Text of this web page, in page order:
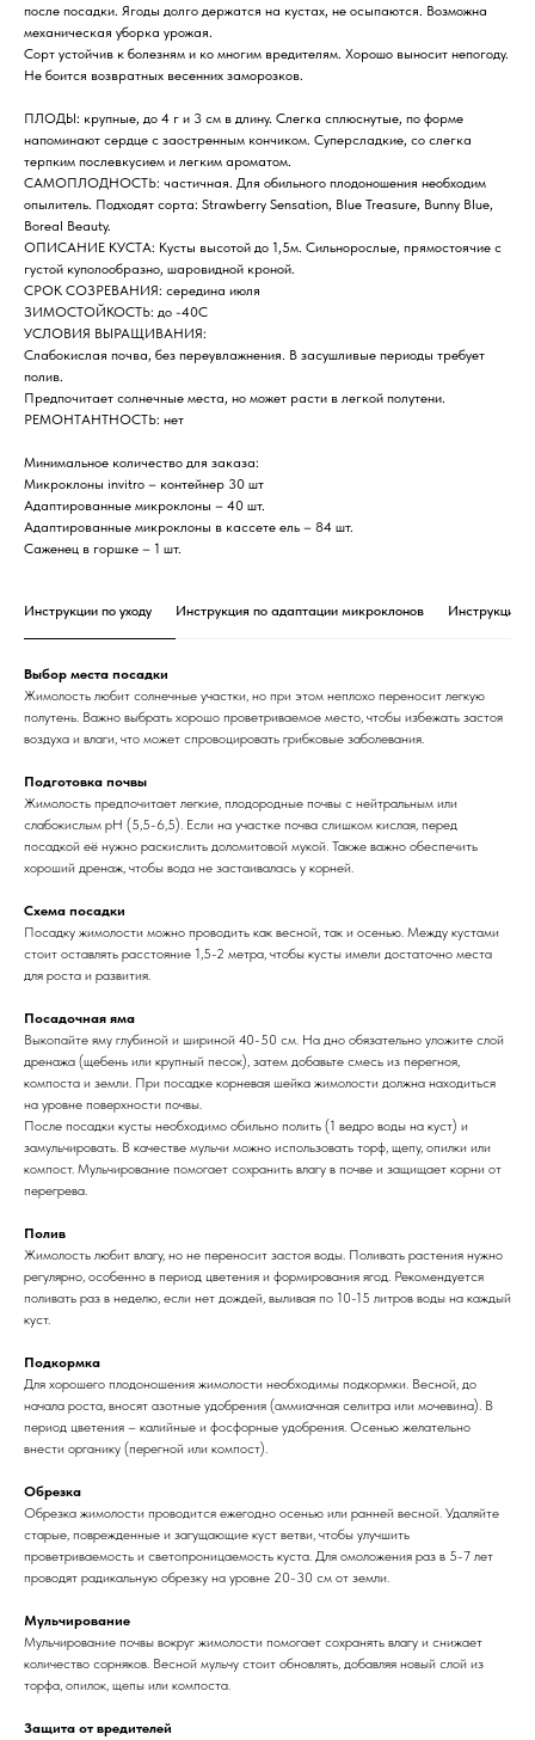
после посадки. Ягоды долго держатся на кустах, не осыпаются. Возможна
механическая уборка урожая.
Сорт устойчив к болезням и ко многим вредителям. Хорошо выносит непогоду.
Не боится возвратных весенних заморозков.
ПЛОДЫ: крупные, до 4 г и 3 см в длину. Слегка сплюснутые, по форме
напоминают сердце с заостренным кончиком. Суперсладкие, со слегка
терпким послевкусием и легким ароматом.
САМОПЛОДНОСТЬ: частичная. Для обильного плодоношения необходим
опылитель. Подходят сорта: Strawberry Sensation, Blue Treasure, Bunny Blue,
Boreal Beauty.
ОПИСАНИЕ КУСТА: Кусты высотой до 1,5м. Сильнорослые, прямостоячие с
густой куполообразно, шаровидной кроной.
СРОК СОЗРЕВАНИЯ: середина июля
ЗИМОСТОЙКОСТЬ: до -40С
УСЛОВИЯ ВЫРАЩИВАНИЯ:
Слабокислая почва, без переувлажнения. В засушливые периоды требует
полив.
Предпочитает солнечные места, но может расти в легкой полутени.
РЕМОНТАНТНОСТЬ: нет
Минимальное количество для заказа:
Микроклоны invitro – контейнер 30 шт
Адаптированные микроклоны – 40 шт.
Адаптированные микроклоны в кассете ель – 84 шт.
Саженец в горшке – 1 шт.
Инструкции по уходу Инструкция по адаптации микроклонов Инструкция
Выбор места посадки
Жимолость любит солнечные участки, но при этом неплохо переносит легкую
полутень. Важно выбрать хорошо проветриваемое место, чтобы избежать застоя
воздуха и влаги, что может спровоцировать грибковые заболевания.
Подготовка почвы
Жимолость предпочитает легкие, плодородные почвы с нейтральным или
слабокислым pH (5,5-6,5). Если на участке почва слишком кислая, перед
посадкой её нужно раскислить доломитовой мукой. Также важно обеспечить
хороший дренаж, чтобы вода не застаивалась у корней.
Схема посадки
Посадку жимолости можно проводить как весной, так и осенью. Между кустами
стоит оставлять расстояние 1,5-2 метра, чтобы кусты имели достаточно места
для роста и развития.
Посадочная яма
Выкопайте яму глубиной и шириной 40-50 см. На дно обязательно уложите слой
дренажа (щебень или крупный песок), затем добавьте смесь из перегноя,
компоста и земли. При посадке корневая шейка жимолости должна находиться
на уровне поверхности почвы.
После посадки кусты необходимо обильно полить (1 ведро воды на куст) и
замульчировать. В качестве мульчи можно использовать торф, щепу, опилки или
компост. Мульчирование помогает сохранить влагу в почве и защищает корни от
перегрева.
Полив
Жимолость любит влагу, но не переносит застоя воды. Поливать растения нужно
регулярно, особенно в период цветения и формирования ягод. Рекомендуется
поливать раз в неделю, если нет дождей, выливая по 10-15 литров воды на каждый
куст.
Подкормка
Для хорошего плодоношения жимолости необходимы подкормки. Весной, до
начала роста, вносят азотные удобрения (аммиачная селитра или мочевина). В
период цветения – калийные и фосфорные удобрения. Осенью желательно
внести органику (перегной или компост).
Обрезка
Обрезка жимолости проводится ежегодно осенью или ранней весной. Удаляйте
старые, поврежденные и загущающие куст ветви, чтобы улучшить
проветриваемость и светопроницаемость куста. Для омоложения раз в 5-7 лет
проводят радикальную обрезку на уровне 20-30 см от земли.
Мульчирование
Мульчирование почвы вокруг жимолости помогает сохранять влагу и снижает
количество сорняков. Весной мульчу стоит обновлять, добавляя новый слой из
торфа, опилок, щепы или компоста.
Защита от вредителей